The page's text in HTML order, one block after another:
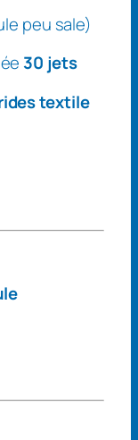
peu sale)
30 jets
textile